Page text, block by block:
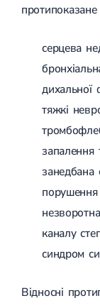
Лікування
Лікування
Лікування
Іммобілізація
Лікування
Лікування
Полиостеоартроз
PRP-терапія
Розрив зв'язок
Розрив зв'язок
Розрив зв'язок
Розрив зв'язок
Травми сухожиль
Цукровий діабет
серцева
дихальної
тяжкі
запалення
занедбана
порушення
каналу
синдром
Відносні